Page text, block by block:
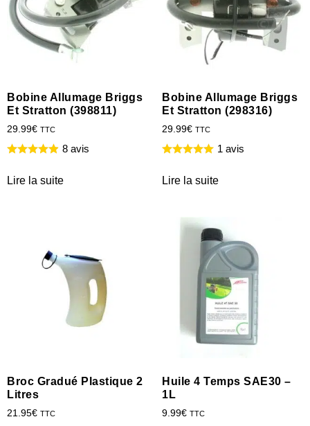
Bobine Allumage Briggs
Et Stratton (398811)
29.99€ TTC
8 avis
Lire la suite
Bobine Allumage Briggs
Et Stratton (298316)
29.99€ TTC
1 avis
Lire la suite
Broc Gradué Plastique 2
Litres
21.95€ TTC
Huile 4 Temps SAE30 –
1L
9.99€ TTC